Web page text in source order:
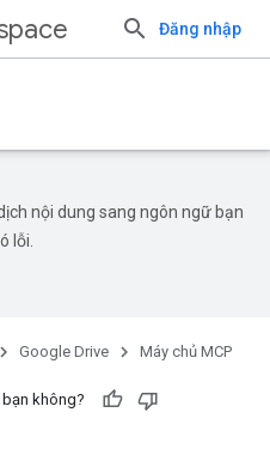
Đăng nhập
nội dung sang ngôn ngữ bạn
lỗi.
Google Drive Máy chủ MCP
không?